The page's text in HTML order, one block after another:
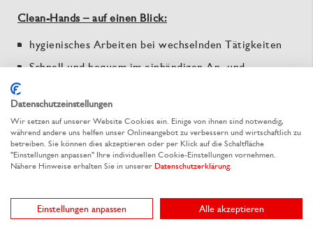
Clean-Hands – auf einen Blick:
hygienisches Arbeiten bei wechselnden Tätigkeiten
Schnell und bequem im einhändigen An- und
Individualisierbar
ressourcenschonend
Die günstigen Vinyl-Handschuhe bieten durch ihr
Datenschutzeinstellungen
Wir setzen auf unserer Website Cookies ein. Einige von ihnen sind notwendig,
während andere uns helfen unser Onlineangebot zu verbessern und wirtschaftlich zu
betreiben. Sie können dies akzeptieren oder per Klick auf die Schaltfläche
"Einstellungen anpassen" Ihre individuellen Cookie-Einstellungen vornehmen.
Nähere Hinweise erhalten Sie in unserer Datenschutzerklärung
Einstellungen anpassen Alle akzeptieren